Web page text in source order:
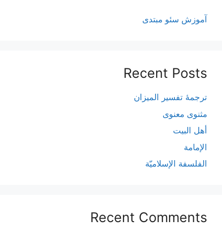
آموزش سئو مبتدی
Recent Posts
ترجمۀ تفسیر المیزان
مثنوی معنوی
أهل البيت
الإمامة
الفلسفة الإسلاميّة
Recent Comments